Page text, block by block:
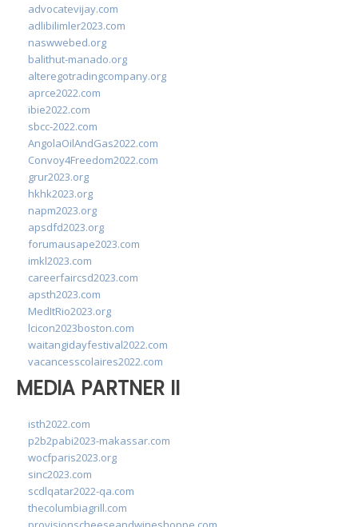
advocatevijay.com
adlibilimler2023.com
naswwebed.org
balithut-manado.org
alteregotradingcompany.org
aprce2022.com
ibie2022.com
sbcc-2022.com
AngolaOilAndGas2022.com
Convoy4Freedom2022.com
grur2023.org
hkhk2023.org
napm2023.org
apsdfd2023.org
forumausape2023.com
imkl2023.com
careerfaircsd2023.com
apsth2023.com
MedItRio2023.org
lcicon2023boston.com
waitangidayfestival2022.com
vacancesscolaires2022.com
MEDIA PARTNER II
isth2022.com
p2b2pabi2023-makassar.com
wocfparis2023.org
sinc2023.com
scdlqatar2022-qa.com
thecolumbiagrill.com